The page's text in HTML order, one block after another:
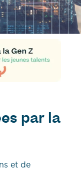
par la
et de